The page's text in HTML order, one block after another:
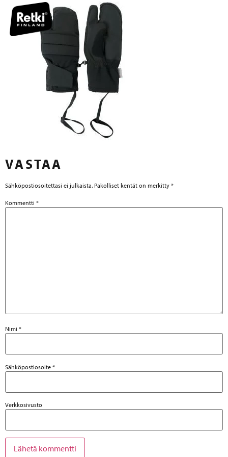
VASTAA
Sähköpostiosoitettasi ei julkaista. Pakolliset kentät on merkitty *
Kommentti *
Nimi *
Sähköpostiosoite *
Verkkosivusto